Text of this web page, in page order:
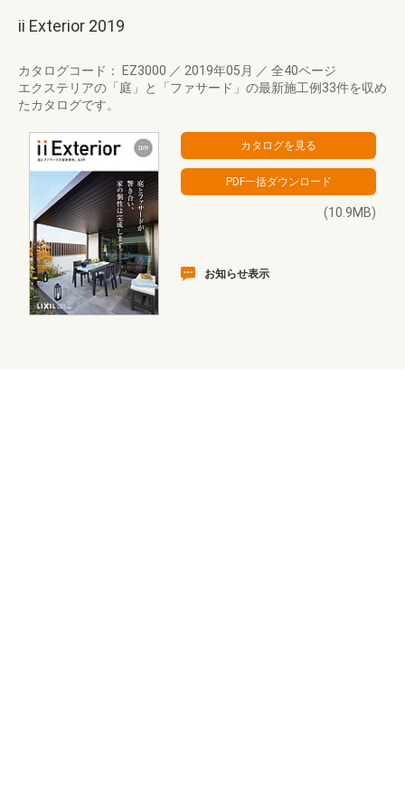
ii Exterior 2019
カタログコード： EZ3000 ／ 2019年05月 ／ 全40ページ
エクステリアの「庭」と「ファサード」の最新施工例33件を収め
たカタログです。
(10.9MB)
お知らせ表示